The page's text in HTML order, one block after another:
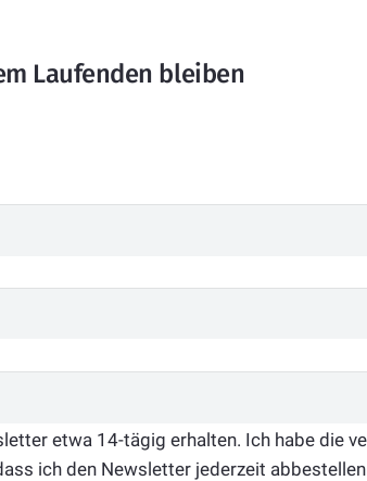
Laufenden bleiben
etwa 14-tägig erhalten. Ich habe die
ich den Newsletter jederzeit